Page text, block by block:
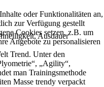
Ausdauer
Trend. Unter den
„Agility“,
man Trainingsmethode
Masse trendy verpackt
oder Funktionalitäten an,
zur Verfügung gestellt
Cookies setzen, z.B. um
Angebote zu personalisieren